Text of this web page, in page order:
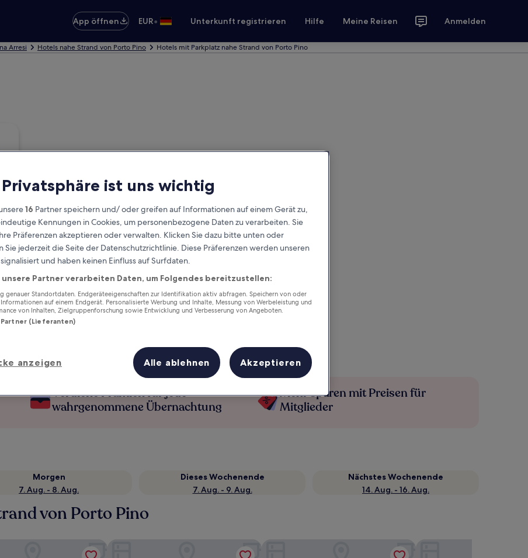
App öffnen
EUR• Unterkunft registrieren Hilfe Meine Reisen Anmelden
Arresi Hotels nahe Strand von Porto Pino Hotels mit Parkplatz nahe Strand von Porto Pino
Verdiene Prämien für jede
wahrgenommene Übernachtung
Mehr sparen mit Preisen für
Mitglieder
Morgen
7. Aug. - 8. Aug.
Dieses Wochenende
7. Aug. - 9. Aug.
Nächstes Wochenende
14. Aug. - 16. Aug.
von Porto Pino
ist uns wichtig
16 Partner speichern und/ oder greifen auf Informationen auf einem Gerät zu,
Kennungen in Cookies, um personenbezogene Daten zu verarbeiten. Sie
Präferenzen akzeptieren oder verwalten. Klicken Sie dazu bitte unten oder
Sie jederzeit die Seite der Datenschutzrichtlinie. Diese Präferenzen werden unseren
und haben keinen Einfluss auf Surfdaten.
Partner verarbeiten Daten, um Folgendes bereitzustellen:
genauer Standortdaten. Endgeräteeigenschaften zur Identifikation aktiv abfragen. Speichern von oder
auf einem Endgerät. Personalisierte Werbung und Inhalte, Messung von Werbeleistung und
von Inhalten, Zielgruppenforschung sowie Entwicklung und Verbesserung von Angeboten.
(Lieferanten)
anzeigen Alle ablehnen Akzeptieren